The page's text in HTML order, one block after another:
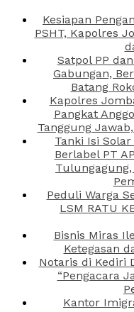
Kesiapan
PSHT, Kapolres
Satpol PP
Gabungan,
Batang
Kapolres
Pangkat
Tanggung
Tanki Isi
Berlabel PT
Peduli Warga
LSM RATU
Bisnis Miras
Ketegasan
Notaris di Kediri
“Pengacara
Kantor